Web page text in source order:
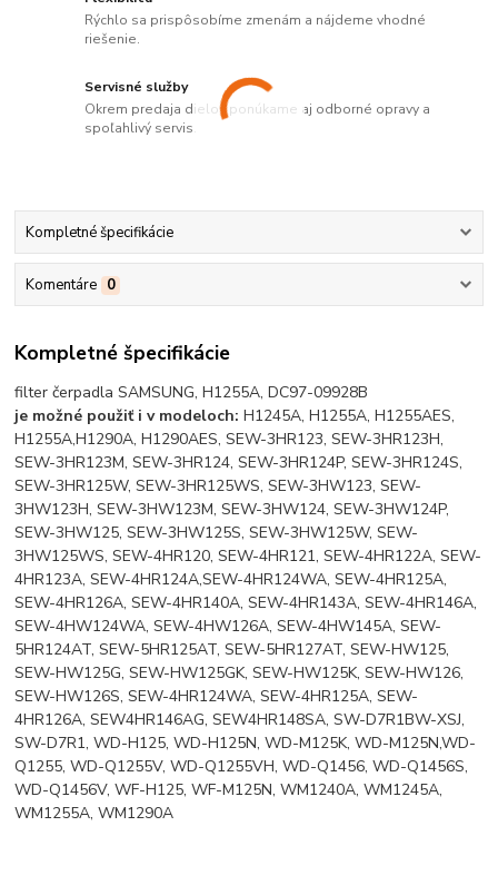
Rýchlo sa prispôsobíme zmenám a nájdeme vhodné
riešenie.
Servisné služby
Okrem predaja dielov ponúkame aj odborné opravy a
spoľahlivý servis.
Kompletné špecifikácie
Komentáre 0
Kompletné špecifikácie
filter čerpadla SAMSUNG, H1255A, DC97-09928B
je možné použiť i v modeloch: H1245A, H1255A, H1255AES,
H1255A,H1290A, H1290AES, SEW-3HR123, SEW-3HR123H,
SEW-3HR123M, SEW-3HR124, SEW-3HR124P, SEW-3HR124S,
SEW-3HR125W, SEW-3HR125WS, SEW-3HW123, SEW-
3HW123H, SEW-3HW123M, SEW-3HW124, SEW-3HW124P,
SEW-3HW125, SEW-3HW125S, SEW-3HW125W, SEW-
3HW125WS, SEW-4HR120, SEW-4HR121, SEW-4HR122A, SEW-
4HR123A, SEW-4HR124A,SEW-4HR124WA, SEW-4HR125A,
SEW-4HR126A, SEW-4HR140A, SEW-4HR143A, SEW-4HR146A,
SEW-4HW124WA, SEW-4HW126A, SEW-4HW145A, SEW-
5HR124AT, SEW-5HR125AT, SEW-5HR127AT, SEW-HW125,
SEW-HW125G, SEW-HW125GK, SEW-HW125K, SEW-HW126,
SEW-HW126S, SEW-4HR124WA, SEW-4HR125A, SEW-
4HR126A, SEW4HR146AG, SEW4HR148SA, SW-D7R1BW-XSJ,
SW-D7R1, WD-H125, WD-H125N, WD-M125K, WD-M125N,WD-
Q1255, WD-Q1255V, WD-Q1255VH, WD-Q1456, WD-Q1456S,
WD-Q1456V, WF-H125, WF-M125N, WM1240A, WM1245A,
WM1255A, WM1290A